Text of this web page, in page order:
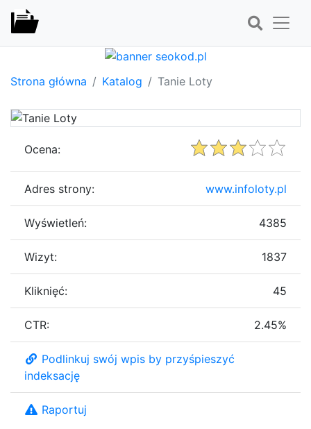
Strona główna Katalog Tanie Loty
Ocena:
Adres strony: www.infoloty.pl
Wyświetleń: 4385
Wizyt: 1837
Kliknięć: 45
CTR: 2.45%
Podlinkuj swój wpis by przyśpieszyć
indeksację
Raportuj